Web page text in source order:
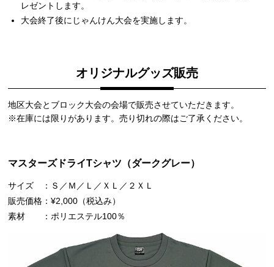
レゼントします。
大会終了後にじゃんけん大会を実施します。
オリジナルグッズ販売
地区大会とブロック大会の会場で販売させていただきます。
在庫には限りがあります。売り切れの際はご了承ください。
マスターズドライTシャツ（ダークグレー）
サイズ
Ｓ／Ｍ／Ｌ／ＸＬ／２ＸＬ
販売価格
¥2,000（税込み）
素材
ポリエステル100％